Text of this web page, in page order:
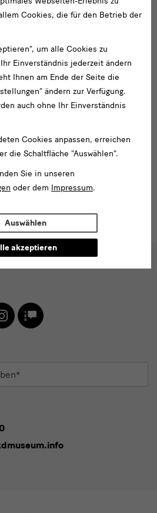
an.Weitere Informationen,
, finden Sie unter:
dieser Pressekonferenz einladen
unterpresse(at)skd.museum.
und #woodsofbirnam auf
Cookies, die für den Betrieb der
um alle Cookies zu
Einverständnis jederzeit ändern
Ihnen am Ende der Seite die
ändern zur Verfügung.
auch ohne Ihr Einverständnis
Cookies anpassen, erreichen
die Schaltfläche "Auswählen".
Sie in unseren
oder dem Impressum.
Auswählen
akzeptieren
InstagramSKD
Blog